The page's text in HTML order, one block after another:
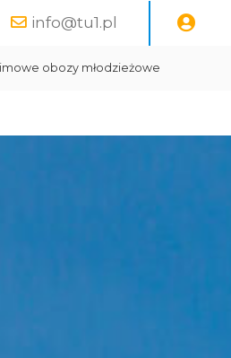
info@tu1.pl
obozy młodzieżowe